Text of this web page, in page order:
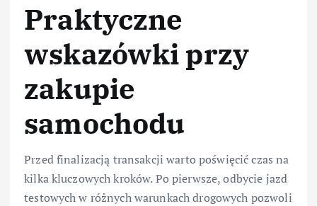
Praktyczne
wskazówki przy
zakupie
samochodu
Przed finalizacją transakcji warto poświęcić czas na
kilka kluczowych kroków. Po pierwsze, odbycie jazd
testowych w różnych warunkach drogowych pozwoli